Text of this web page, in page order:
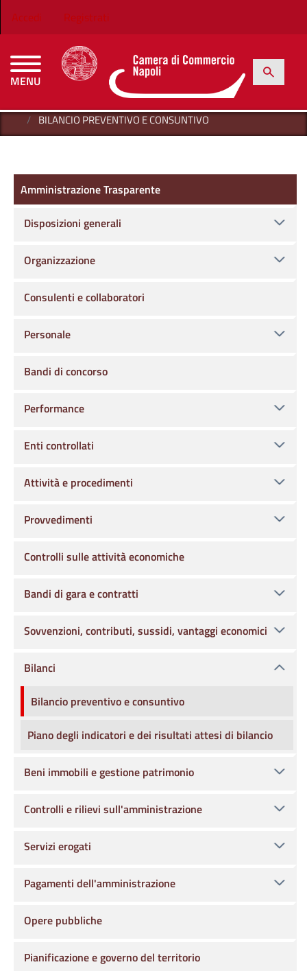
Menu profilo utente
Accedi Registrati
MENU
CAMERE DI COMMERCIO D'ITALIA
Cerca
h
BILANCIO PREVENTIVO E CONSUNTIVO
Amministrazione Trasparente
Amministrazione Trasparente
Disposizioni generali
Organizzazione
Consulenti e collaboratori
Personale
Bandi di concorso
Performance
Enti controllati
Attività e procedimenti
Provvedimenti
Controlli sulle attività economiche
Bandi di gara e contratti
Sovvenzioni, contributi, sussidi, vantaggi economici
Bilanci
Bilancio preventivo e consuntivo
Piano degli indicatori e dei risultati attesi di bilancio
Beni immobili e gestione patrimonio
Controlli e rilievi sull'amministrazione
Servizi erogati
Pagamenti dell'amministrazione
Opere pubbliche
Pianificazione e governo del territorio